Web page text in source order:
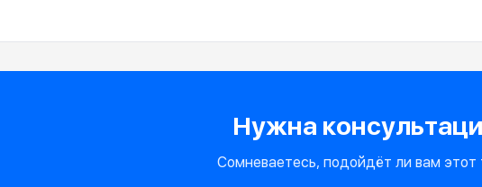
Нужна
Сомневаетесь, подойдёт ли вам этот